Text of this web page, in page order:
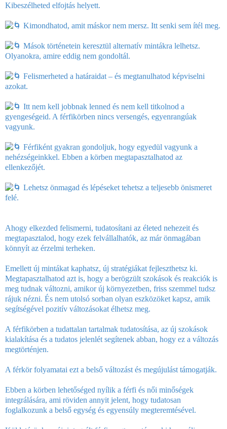
Kibeszélheted elfojtás helyett.
Kimondhatod, amit máskor nem mersz. Itt senki sem ítél meg.
Mások történetein keresztül alternatív mintákra lelhetsz.
Olyanokra, amire eddig nem gondoltál.
Felismerheted a határaidat – és megtanulhatod képviselni
azokat.
Itt nem kell jobbnak lenned és nem kell titkolnod a
gyengeségeid. A férfikörben nincs versengés, egyenrangúak
vagyunk.
Férfiként gyakran gondoljuk, hogy egyedül vagyunk a
nehézségeinkkel. Ebben a körben megtapasztalhatod az
ellenkezőjét.
Lehetsz önmagad és lépéseket tehetsz a teljesebb önismeret
felé.
Ahogy elkezded felismerni, tudatosítani az életed nehezeit és
megtapasztalod, hogy ezek felvállalhatók, az már önmagában
könnyít az érzelmi terheken.
Emellett új mintákat kaphatsz, új stratégiákat fejleszthetsz ki.
Megtapasztalhatod azt is, hogy a berögzült szokások és reakciók is
meg tudnak változni, amikor új környezetben, friss szemmel tudsz
rájuk nézni. És nem utolsó sorban olyan eszközöket kapsz, amik
segítségével pozitív változásokat élhetsz meg.
A férfikörben a tudattalan tartalmak tudatosítása, az új szokások
kialakítása és a tudatos jelenlét segítenek abban, hogy ez a változás
megtörténjen.
A férkör folyamatai ezt a belső változást és megújulást támogatják.
Ebben a körben lehetőséged nyílik a férfi és női minőségek
integrálására, ami röviden annyit jelent, hogy tudatosan
foglalkozunk a belső egység és egyensúly megteremtésével.